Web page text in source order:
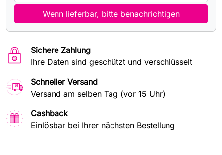
Wenn lieferbar, bitte benachrichtigen
Sichere Zahlung
Ihre Daten sind geschützt und verschlüsselt
Schneller Versand
Versand am selben Tag (vor 15 Uhr)
Cashback
Einlösbar bei Ihrer nächsten Bestellung